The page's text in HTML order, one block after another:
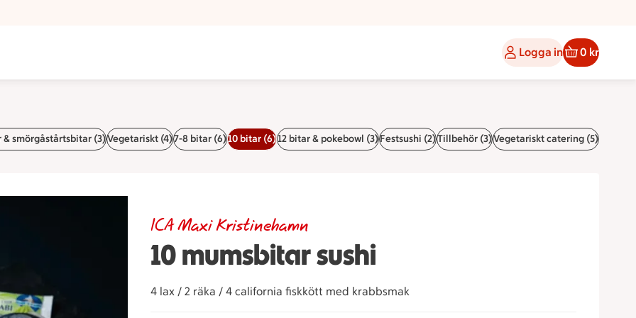
Logga in 0 kr
& smörgåstårtsbitar (3)Vegetariskt (4)7-8 bitar (6)10 bitar (6)12 bitar & pokebowl (3)Festsushi (2)Tillbehör (3)Vegetariskt catering (5)
10 mumsbitar sushi
ICA Maxi Kristinehamn
4 lax / 2 räka / 4 california fiskkött med krabbsmak